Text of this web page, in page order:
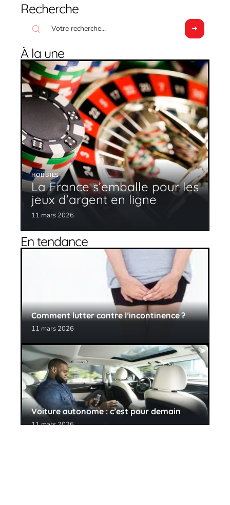
Recherche
À la une
HOBBIES
La France s’emballe pour les
jeux d’argent en ligne
11 mars 2026
En tendance
Comment lutter contre l’incontinence ?
11 mars 2026
Voiture autonome : c’est pour demain
11 mars 2026